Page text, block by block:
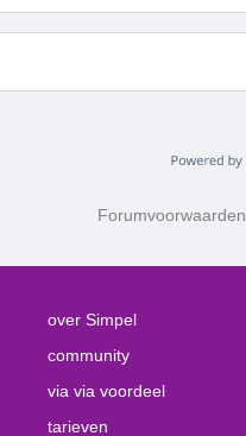
Forumvoorwaarden
over Simpel
community
via via voordeel
tarieven